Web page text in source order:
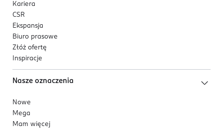
Kariera
CSR
Ekspansja
Biuro prasowe
Złóż ofertę
Inspiracje
Nasze oznaczenia
Nowe
Mega
Mam więcej